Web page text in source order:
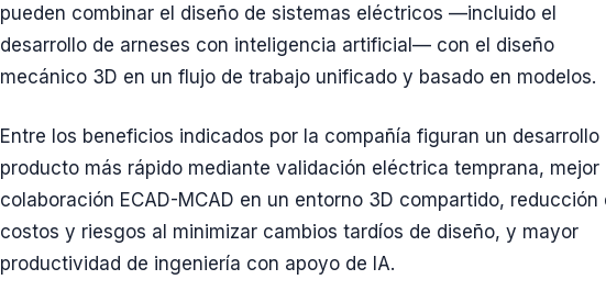
pueden combinar el diseño de sistemas eléctricos —incluido el
desarrollo de arneses con inteligencia artificial— con el diseño
mecánico 3D en un flujo de trabajo unificado y basado en modelos.
Entre los beneficios indicados por la compañía figuran un desarrollo
producto más rápido mediante validación eléctrica temprana, mejor
colaboración ECAD-MCAD en un entorno 3D compartido, reducción
costos y riesgos al minimizar cambios tardíos de diseño, y mayor
productividad de ingeniería con apoyo de IA.